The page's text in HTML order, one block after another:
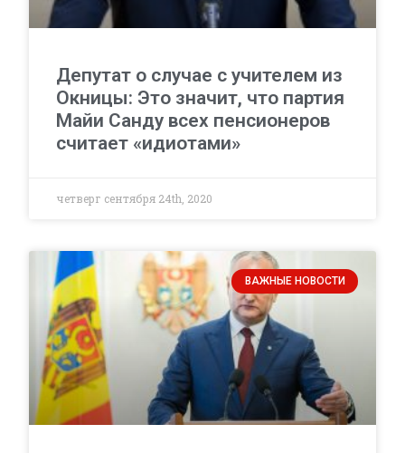
Депутат о случае с учителем из
Окницы: Это значит, что партия
Майи Санду всех пенсионеров
считает «идиотами»
четверг сентября 24th, 2020
ВАЖНЫЕ НОВОСТИ